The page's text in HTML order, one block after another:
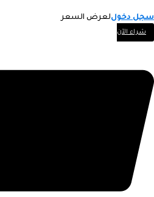
سجل دخوللعرض السعر
شراء الآن